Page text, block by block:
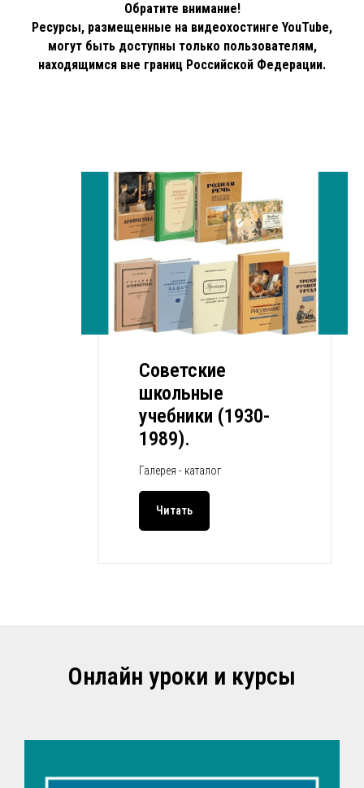
Обратите внимание!
Ресурсы, размещенные на видеохостинге YouTube,
могут быть доступны только пользователям,
находящимся вне границ Российской Федерации.
Советские
школьные
учебники (1930-
1989).
Галерея - каталог
Читать
Онлайн уроки и курсы